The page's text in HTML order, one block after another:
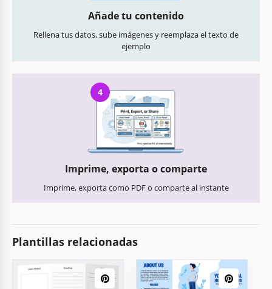
Añade tu contenido
Rellena tus datos, sube imágenes y reemplaza el texto de
ejemplo
4
Imprime, exporta o comparte
Imprime, exporta como PDF o comparte al instante
Plantillas relacionadas